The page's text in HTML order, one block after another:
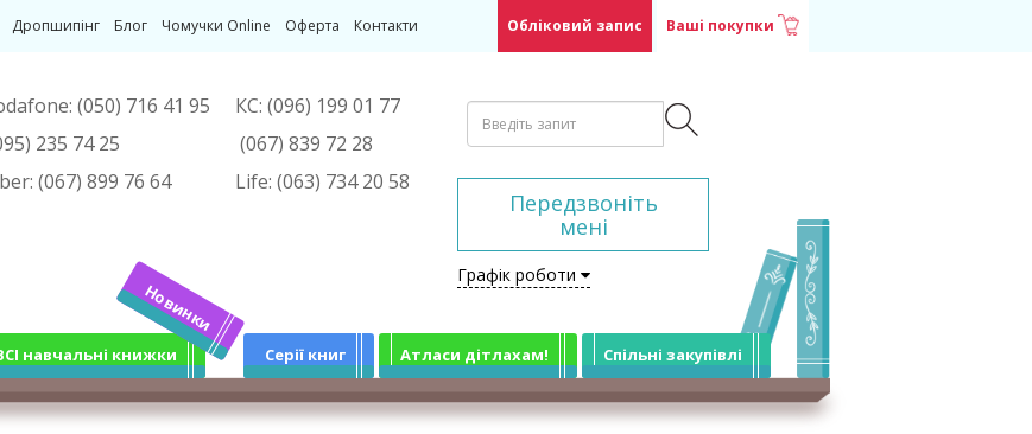
Дропшипінг Блог Чомучки Online Оферта Контакти Обліковий запис Ваші покупки
(050) 716 41 95
235 74 25
(067) 899 76 64
КС: (096) 199 01 77
(067) 839 72 28
Life: (063) 734 20 58
Передзвоніть
мені
Графік роботи
навчальні книжки
Новинки
Серії книг Атласи дітлахам! Спільні закупівлі